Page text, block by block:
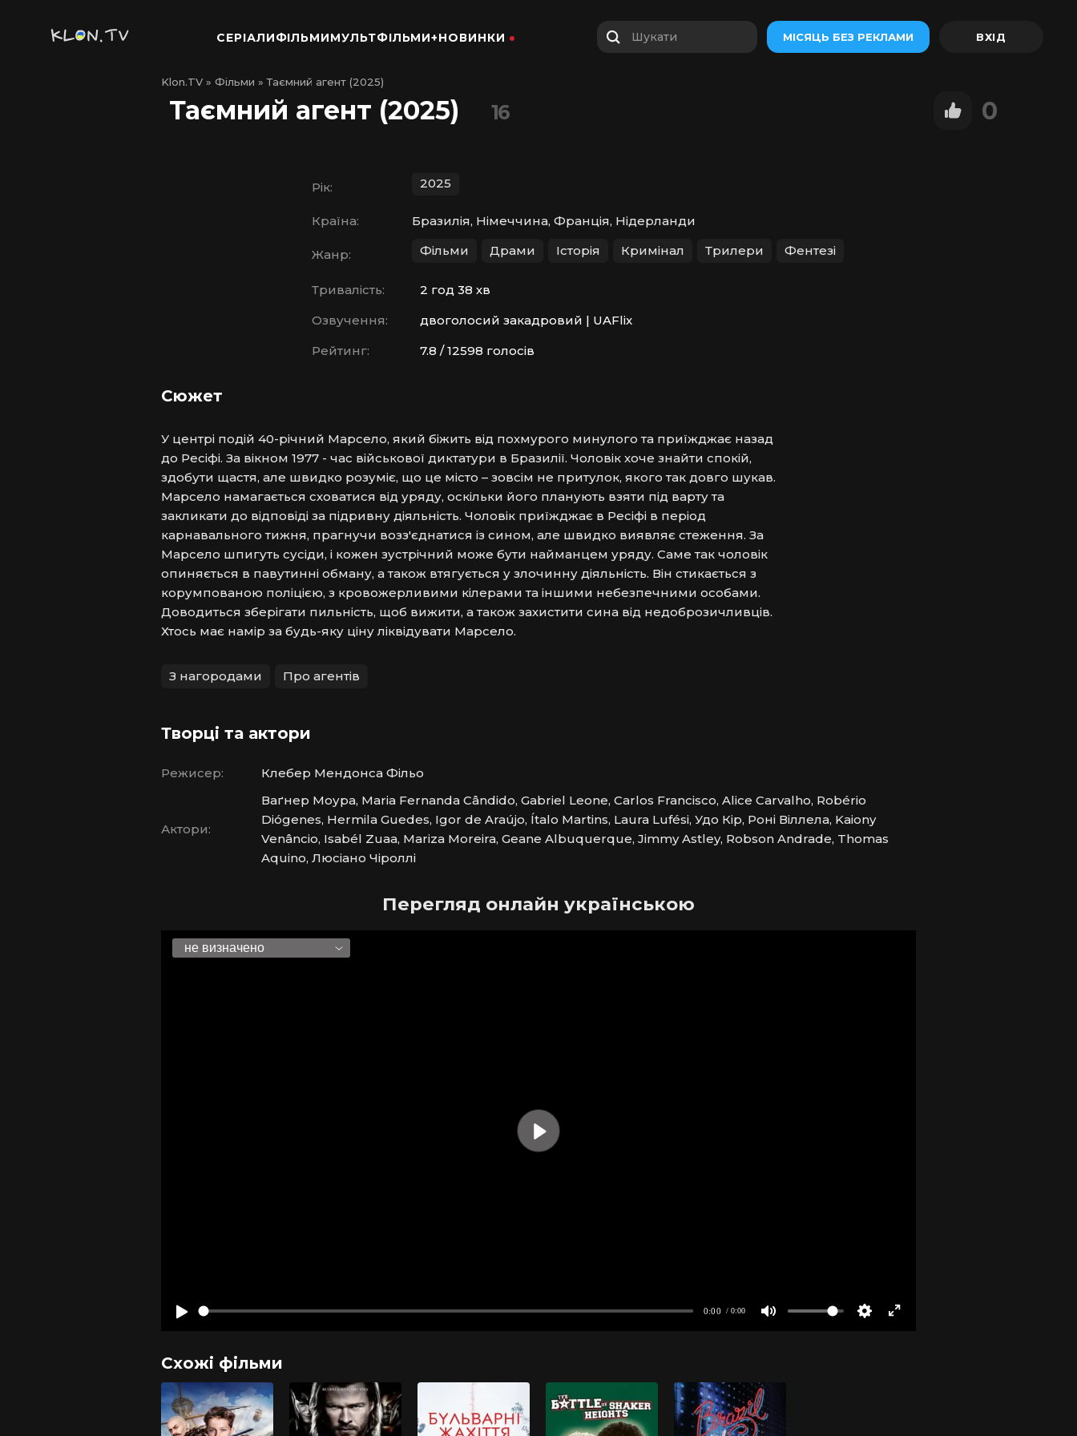
СЕРІАЛИФІЛЬМИМУЛЬТФІЛЬМИ+НОВИНКИ Шукати МІСЯЦЬ БЕЗ РЕКЛАМИ
Klon.TV » Фільми » Таємний агент (2025)
Таємний агент (2025) 16 0
Рік: 2025
Країна: Бразилія, Німеччина, Франція, Нідерланди
Жанр: Фільми Драми Історія Кримінал Трилери Фентезі
Тривалість:
2 год 38 хв
Озвучення:
двоголосий закадровий | UAFlix
Рейтинг:
7.8 / 12598 голосів
Сюжет
У центрі подій 40-річний Марсело, який біжить від похмурого минулого та приїжджає назад
до Ресіфі. За вікном 1977 - час військової диктатури в Бразилії. Чоловік хоче знайти спокій,
здобути щастя, але швидко розуміє, що це місто – зовсім не притулок, якого так довго шукав.
Марсело намагається сховатися від уряду, оскільки його планують взяти під варту та
закликати до відповіді за підривну діяльність. Чоловік приїжджає в Ресіфі в період
карнавального тижня, прагнучи возз'єднатися із сином, але швидко виявляє стеження. За
Марсело шпигуть сусіди, і кожен зустрічний може бути найманцем уряду. Саме так чоловік
опиняється в павутинні обману, а також втягується у злочинну діяльність. Він стикається з
корумпованою поліцією, з кровожерливими кілерами та іншими небезпечними особами.
Доводиться зберігати пильність, щоб вижити, а також захистити сина від недоброзичливців.
Хтось має намір за будь-яку ціну ліквідувати Марсело.
З нагородами Про агентів
Творці та актори
Режисер: Клебер Мендонса Фільо
Актори:
Ваґнер Моура, Maria Fernanda Cândido, Gabriel Leone, Carlos Francisco, Alice Carvalho, Robério
Diógenes, Hermila Guedes, Igor de Araújo, Ítalo Martins, Laura Lufési, Удо Кір, Роні Віллела, Kaiony
Venâncio, Isabél Zuaa, Mariza Moreira, Geane Albuquerque, Jimmy Astley, Robson Andrade, Thomas
Aquino, Люсіано Чіроллі
Перегляд онлайн українською
Схожі фільми